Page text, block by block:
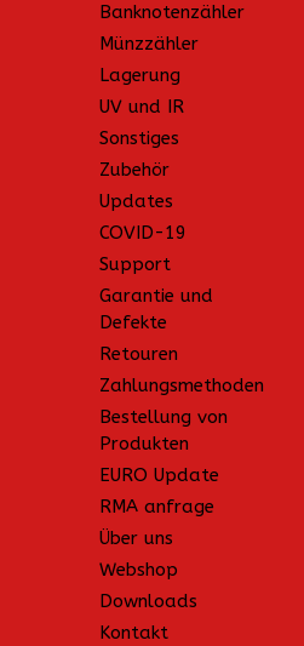
Banknotenzähler
Münzzähler
Lagerung
UV und IR
Sonstiges
Zubehör
Updates
COVID-19
Support
Garantie und
Defekte
Retouren
Zahlungsmethoden
Bestellung von
Produkten
EURO Update
RMA anfrage
Über uns
Webshop
Downloads
Kontakt